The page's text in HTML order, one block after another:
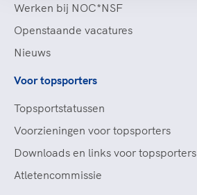
Werken bij NOC*NSF
Openstaande vacatures
Nieuws
Voor topsporters
Topsportstatussen
Voorzieningen voor topsporters
Downloads en links voor topsporters
Atletencommissie